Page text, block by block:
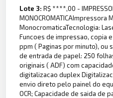
Lote 3:R$ ****,00 -
MONOCROMATICAImpressora
MonocromaticaTecnologia:
Funcoes de impressao, copia
ppm ( Paginas por minuto), ou
de entrada de papel: 250
originais ( ADF) com
digitalizacao duplex
envio direto pelo painel do
OCR; Capacidade de saida de